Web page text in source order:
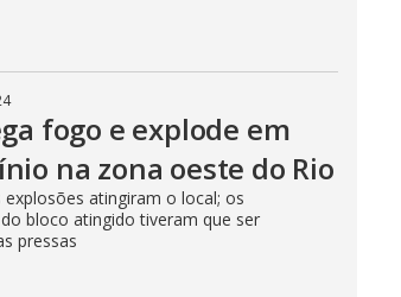
fogo e explode em
na zona oeste do Rio
atingiram o local; os
bloco atingido tiveram que ser
pressas